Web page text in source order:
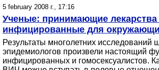
5 february 2008 г., 17:16
Ученые: принимающие
инфицированные для
Результаты многолетних исследований
эпидемиологов произвели настоящий
инфицированных и гомосексуалистов.